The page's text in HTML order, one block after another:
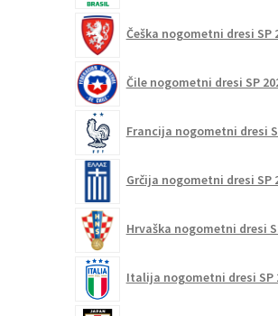
Češka nogometni dresi SP
Čile nogometni dresi SP
Francija nogometni dresi
Grčija nogometni dresi SP
Hrvaška nogometni dresi
Italija nogometni dresi SP